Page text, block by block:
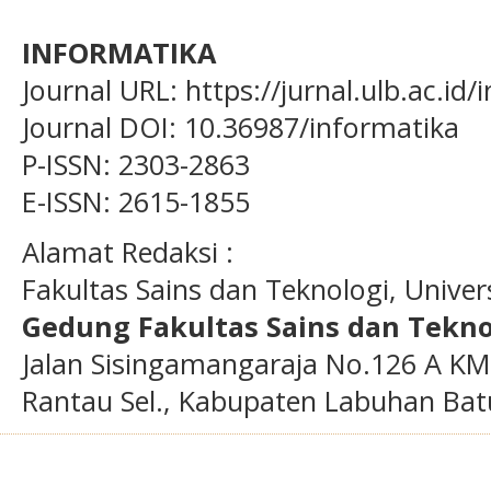
INFORMATIKA
Journal URL: https://
Journal DOI: 10.36987/informatika
P-ISSN: 2303-2863
E-ISSN: 2615-1855
Alamat Redaksi :
Fakultas Sains dan Teknologi,
Gedung Fakultas Sains dan
Jalan Sisingamangaraja No.126 A
Rantau Sel., Kabupaten Labuhan